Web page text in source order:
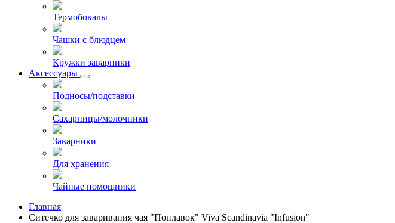
Термобокалы
Чашки с блюдцем
Кружки заварники
Аксессуары
Подносы/подставки
Сахарницы/молочники
Заварники
Для хранения
Чайные помощники
Главная
Ситечко для заваривания чая "Поплавок" Viva Scandinavia "Infusion"